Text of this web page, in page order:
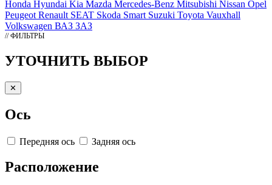
Honda Hyundai Kia Mazda Mercedes-Benz Mitsubishi Nissan Opel
Peugeot Renault SEAT Skoda Smart Suzuki Toyota Vauxhall
Volkswagen ВАЗ ЗАЗ
// ФИЛЬТРЫ
УТОЧНИТЬ ВЫБОР
✕
Ось
Передняя ось Задняя ось
Расположение